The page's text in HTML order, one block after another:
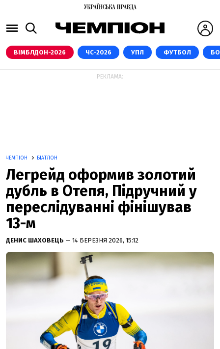
ВІМБЛДОН-2026 ЧС-2026 УПЛ ФУТБОЛ
РЕКЛАМА:
ЧЕМПІОН БІАТЛОН
Легрейд оформив золотий
дубль в Отепя, Підручний у
переслідуванні фінішував
13-м
ДЕНИС ШАХОВЕЦЬ — 14 БЕРЕЗНЯ 2026, 15:12